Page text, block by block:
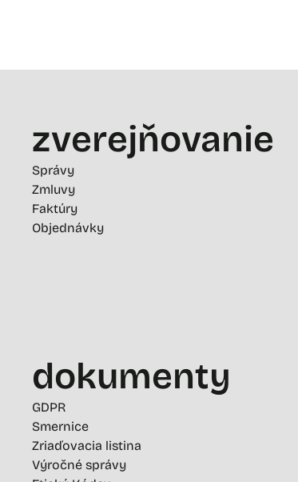
zverejňovanie
Správy
Zmluvy
Faktúry
Objednávky
dokumenty
GDPR
Smernice
Zriaďovacia listina
Výročné správy